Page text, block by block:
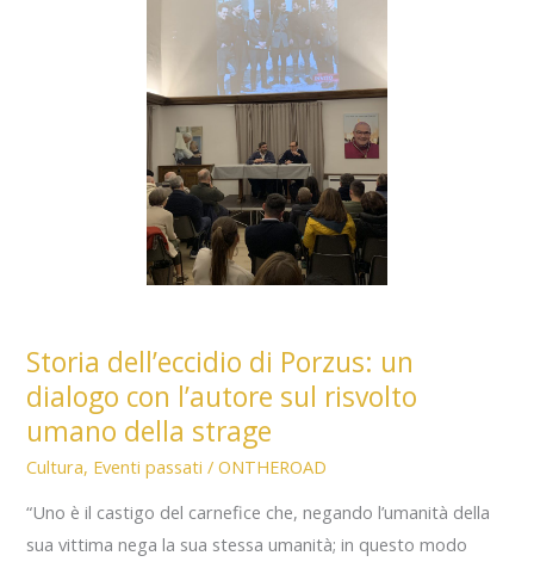
Storia dell’eccidio di Porzus: un
dialogo con l’autore sul risvolto
umano della strage
Cultura, Eventi passati /ONTHEROAD
“Uno è il castigo del carnefice che, negando l’umanità della
sua vittima nega la sua stessa umanità; in questo modo